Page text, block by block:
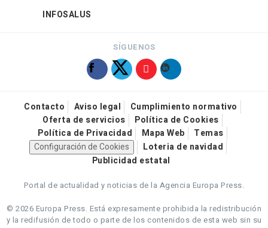
INFOSALUS
SÍGUENOS
Contacto Aviso legal
Cumplimiento normativo
Oferta de servicios
Política de Cookies
Política de Privacidad
Mapa Web
Temas
Configuración de Cookies
Loteria de navidad
Publicidad estatal
Portal de actualidad y noticias de la Agencia Europa Press.
© 2026 Europa Press. Está expresamente prohibida la redistribución
y la redifusión de todo o parte de los contenidos de esta web sin su